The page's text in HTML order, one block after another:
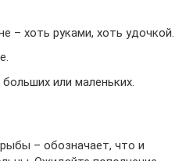
– хоть руками, хоть удочкой.
или маленьких.
– обозначает, что и